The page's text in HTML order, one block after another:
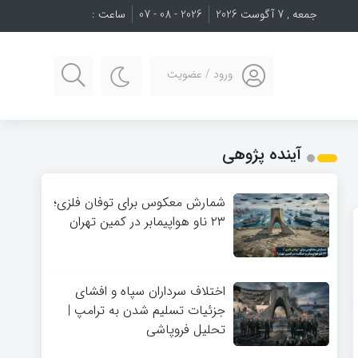
جمعه , 7 آگوست 2026 2026 - 08 - 07 ساعت :
ورود / عضویت
آینده پژوهی
شمارش معکوس برای توفان فلزی؛
۲۳ ناو هواپیمابر در کمین تهران
اختلاف سرداران سپاه و افشای
جزئیات تسلیم شدن به ترامپ |
تحلیل فروپاشی